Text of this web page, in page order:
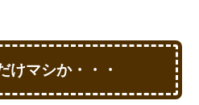
けマシか・・・